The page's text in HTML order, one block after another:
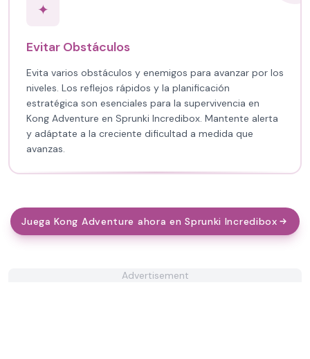
✦
Evitar Obstáculos
Evita varios obstáculos y enemigos para avanzar por los
niveles. Los reflejos rápidos y la planificación
estratégica son esenciales para la supervivencia en
Kong Adventure en Sprunki Incredibox. Mantente alerta
y adáptate a la creciente dificultad a medida que
avanzas.
Juega Kong Adventure ahora en Sprunki Incredibox
Advertisement